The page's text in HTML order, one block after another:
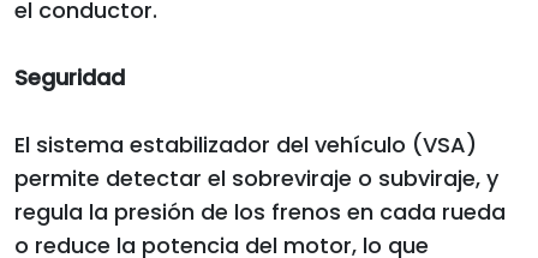
el conductor.
Seguridad
El sistema estabilizador del vehículo (VSA)
permite detectar el sobreviraje o subviraje, y
regula la presión de los frenos en cada rueda
o reduce la potencia del motor, lo que